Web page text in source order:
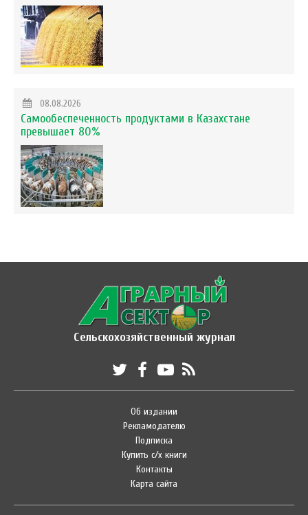
08.08.2026
Самообеспеченность продуктами в Казахстане
превышает 80%
Сельскохозяйственный журнал
Об издании
Рекламодателю
Подписка
Купить с/х книги
Контакты
Карта сайта